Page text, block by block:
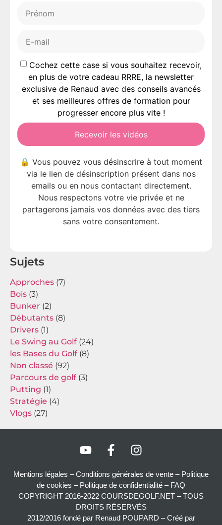
Cochez cette case si vous souhaitez recevoir,
en plus de votre cadeau RRRE, la newsletter
exclusive de Renaud avec des conseils avancés
et ses meilleures offres de formation pour
progresser encore plus vite !
Recevoir les vidéos
🔒 Vous pouvez vous désinscrire à tout moment
via le lien de désinscription présent dans nos
emails ou en nous contactant directement.
Nous respectons votre vie privée et ne
partagerons jamais vos données avec des tiers
sans votre consentement.
Sujets
Approches (7)
Bois (3)
Bunker (2)
Débutants (8)
Drivers (1)
Le Swing au Golf (24)
les Bases du Golf (8)
Non classé (92)
Parcours de golf (3)
Putting (1)
Stratégie (4)
Vlogs (27)
Mentions légales –Conditions générales de vente – Politique
de cookies – Politique de confidentialité – FAQ
COPYRIGHT 2016-2022 COURSDEGOLF.NET – TOUS
DROITS RÉSERVÉS
2012/2016 fondé par Renaud POUPARD – Créé par